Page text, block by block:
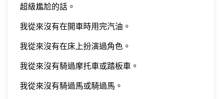
超級尷尬的話。
我從來沒有在開車時用完汽油。
我從來沒有在床上扮演過角色。
我從來沒有騎過摩托車或踏板車。
我從來沒有騎過馬或騎過馬。